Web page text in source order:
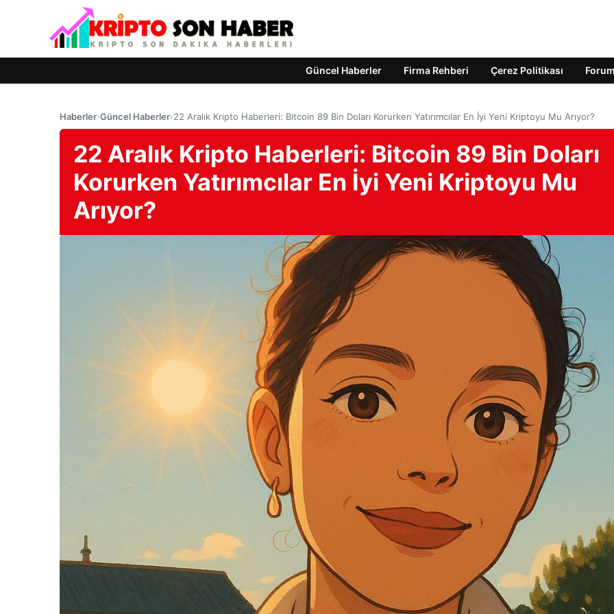
Güncel Haberler Firma Rehberi Çerez Politikası Forum
Haberler›Güncel Haberler›22 Aralık Kripto Haberleri: Bitcoin 89 Bin Doları Korurken Yatırımcılar En İyi Yeni Kriptoyu Mu Arıyor?
22 Aralık Kripto Haberleri: Bitcoin 89 Bin Doları
Korurken Yatırımcılar En İyi Yeni Kriptoyu Mu
Arıyor?